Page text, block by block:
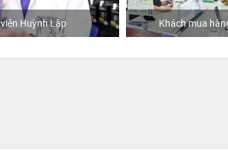
Khách mua hàng tại 24hStore